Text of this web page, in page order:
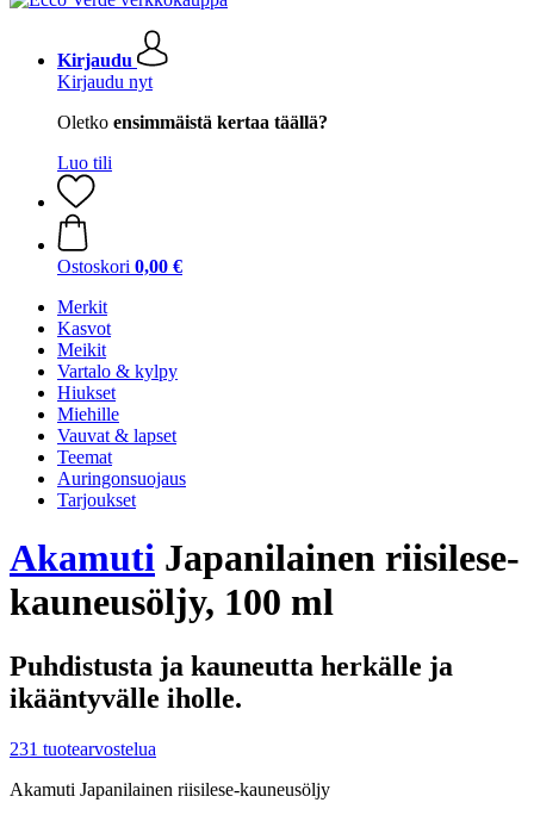
Kirjaudu
Kirjaudu nyt
Oletko ensimmäistä kertaa täällä?
Luo tili
Ostoskori 0,00 €
Merkit
Kasvot
Meikit
Vartalo & kylpy
Hiukset
Miehille
Vauvat & lapset
Teemat
Auringonsuojaus
Tarjoukset
Akamuti Japanilainen riisilese-
kauneusöljy, 100 ml
Puhdistusta ja kauneutta herkälle ja
ikääntyvälle iholle.
231 tuotearvostelua
Akamuti Japanilainen riisilese-kauneusöljy